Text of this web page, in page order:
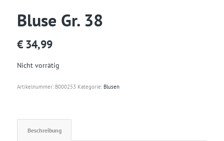
Bluse Gr. 38
€ 34,99
Nicht vorrätig
Artikelnummer: B000253 Kategorie: Blusen
Beschreibung